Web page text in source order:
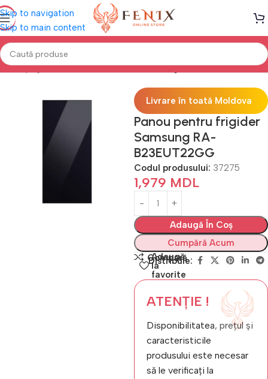
Skip to navigation
Skip to main content
Prima pagină Electrocasnice Bucătărie Frigidere
Livrare în toată Moldova
Panou pentru frigider
Samsung RA-
B23EUT22GG
Codul produsului: 37275
1,979 MDL
Adaugă În Coș
Cumpără Acum
Compară
Adaugă
la
favorite
Distribuie:
ATENȚIE !
Disponibilitatea, prețul și
caracteristicile
produsului este necesar
să le verificați la